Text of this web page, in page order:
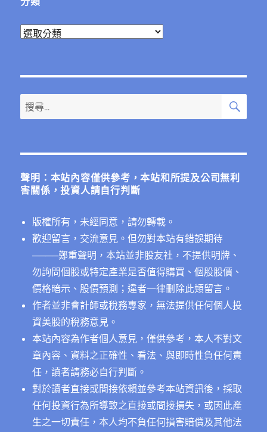
分
搜
尋
鍵
搜
聲明：本站內容僅供參考，本站和所提及公司無利
害關係，投資人請自行判斷
版權所有，未經同意，請勿轉載。
歡迎留言，交流意見。但勿對本站有錯誤期待
────鄭重聲明，本站並非股友社，不提供明牌、
勿詢問個股或特定產業是否值得購買、個股股價、
價格暗示、股價預測；違者一律刪除此類留言。
作者並非會計師或稅務專家，無法提供任何個人投
資美股的稅務意見。
本站內容為作者個人意見，僅供參考，本人不對文
章內容、資料之正確性、看法、與即時性負任何責
任，讀者請務必自行判斷。
對於讀者直接或間接依賴並參考本站資訊後，採取
任何投資行為所導致之直接或間接損失，或因此產
生之一切責任，本人均不負任何損害賠償及其他法